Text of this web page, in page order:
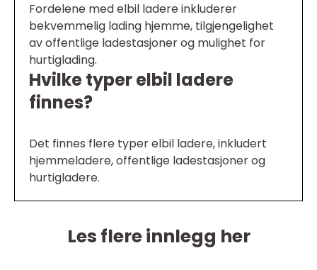
Fordelene med elbil ladere inkluderer
bekvemmelig lading hjemme, tilgjengelighet
av offentlige ladestasjoner og mulighet for
hurtiglading.
Hvilke typer elbil ladere
finnes?
Det finnes flere typer elbil ladere, inkludert
hjemmeladere, offentlige ladestasjoner og
hurtigladere.
Les flere innlegg her